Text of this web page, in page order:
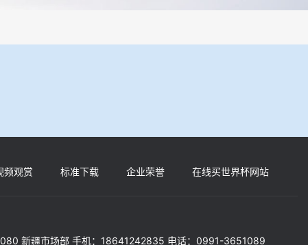
化操作，没有人为误差，焦球形状与人工制焦球法一致或优于人工制焦
频观赏 标准下载 企业荣誉 在线买世界杯网站
新疆市场部 手机：18641242835 电话：0991-3651089